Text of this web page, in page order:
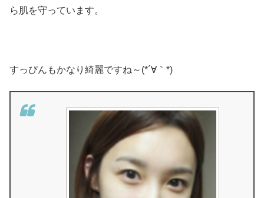
ら肌を守っています。
すっぴんもかなり綺麗ですね～(*´∀｀*)